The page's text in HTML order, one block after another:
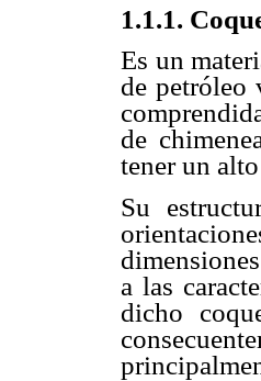
1.1.1.
Es un
de petróleo
de
tener un
Su
a las
dicho